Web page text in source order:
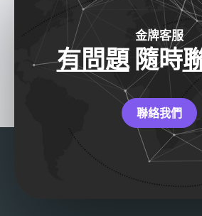
金牌客服
有問題隨時
聯絡我們